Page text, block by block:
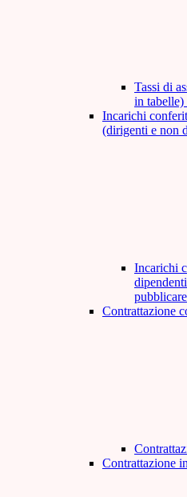
Tassi di
in tabelle)
Incarichi
(dirigenti e non
Incarichi
Contrattazione
Contrattazione